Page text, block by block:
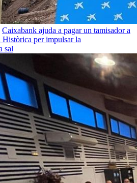
Caixabank ajuda a pagar un tamisador a
per impulsar la
sal